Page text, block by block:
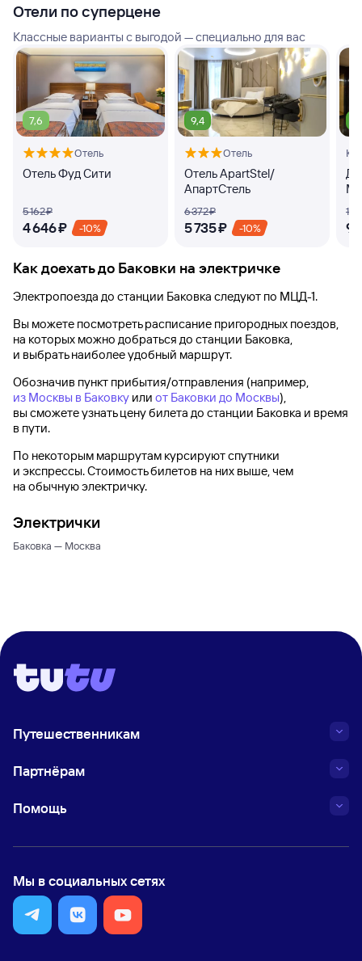
Отели по суперцене
Классные варианты с выгодой — специально для вас
7,6
Отель
Отель Фуд Сити
5 ⁠162 ⁠₽
4 ⁠646 ⁠₽ -10%
9,4
Отель
Отель ApartStel/
АпартСтель
6 ⁠372 ⁠₽
5 ⁠735 ⁠₽ -10%
10
9
Как доехать до Баковки на электричке
Электропоезда до станции Баковка следуют по МЦД-1.
Вы можете посмотреть расписание пригородных поездов,
на которых можно добраться до станции Баковка,
и выбрать наиболее удобный маршрут.
Обозначив пункт прибытия/отправления (например,
из Москвы в Баковку или от Баковки до Москвы),
вы сможете узнать цену билета до станции Баковка и время
в пути.
По некоторым маршрутам курсируют спутники
и экспрессы. Стоимость билетов на них выше, чем
на обычную электричку.
Электрички
Баковка — Москва
Путешественникам
Партнёрам
Помощь
Мы в социальных сетях